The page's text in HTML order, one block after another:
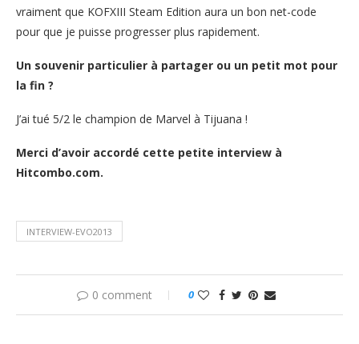
vraiment que KOFXIII Steam Edition aura un bon net-code
pour que je puisse progresser plus rapidement.
Un souvenir particulier à partager ou un petit mot pour
la fin ?
J’ai tué 5/2 le champion de Marvel à Tijuana !
Merci d’avoir accordé cette petite interview à
Hitcombo.com.
INTERVIEW-EVO2013
0 comment 0